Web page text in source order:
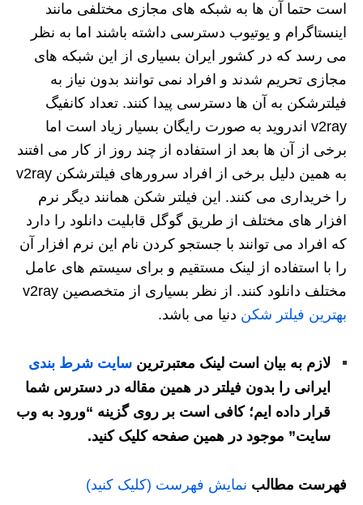
است حتما آن ها به شبکه‌ های مجازی مختلفی مانند
اینستاگرام و یوتیوب دسترسی داشته باشند اما به نظر
می‌ رسد که در کشور ایران بسیاری از این شبکه های
مجازی تحریم شدند و افراد نمی‌ توانند بدون نیاز به
فیلترشکن به آن ها دسترسی پیدا کنند. تعداد کانفیگ
v2ray اندروید به صورت رایگان بسیار زیاد است اما
برخی از آن ها بعد از استفاده از چند روز از کار می‌ افتند
به همین دلیل برخی از افراد سرورهای فیلترشکن v2ray
را خریداری می‌ کنند. این فیلتر شکن همانند دیگر نرم
افزار های مختلف از طریق گوگل قابلیت دانلود را دارد
که افراد می توانند با جستجو کردن نام این نرم افزار آن
را با استفاده از لینک مستقیم و برای سیستم های عامل
مختلف دانلود کنند. از نظر بسیاری از متخصصین v2ray
بهترین فیلتر شکن دنیا می باشد.
لازم به بیان است لینک معتبرترین سایت شرط بندی
ایرانی را بدون فیلتر در همین مقاله در دسترس شما
قرار داده ایم؛ کافی است بر روی گزینه “ورود به وب
سایت” موجود در همین صفحه کلیک کنید.
فهرست مطالب نمایش فهرست (کلیک کنید)